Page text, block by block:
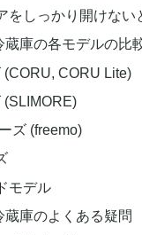
をしっかり開けない
蔵庫の各モデルの比
(CORU, CORU Lite)
ズ (freemo)
モデル
蔵庫のよくある疑問